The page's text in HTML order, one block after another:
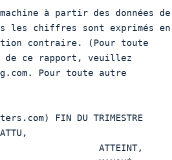
à partir des données de
les chiffres sont exprimés en
contraire. (Pour toute
de ce rapport, veuillez
Pour toute autre
FIN DU TRIMESTRE